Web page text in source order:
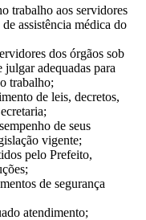
trabalho aos servidores
assistência médica do
dos órgãos sob
adequadas para
trabalho;
de leis, decretos,
de seus
vigente;
pelo Prefeito,
de segurança
atendimento;